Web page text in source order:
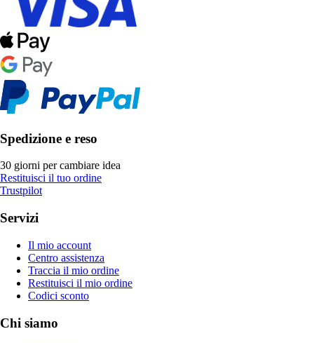
Spedizione e reso
30 giorni per cambiare idea
Restituisci il tuo ordine
Trustpilot
Servizi
Il mio account
Centro assistenza
Traccia il mio ordine
Restituisci il mio ordine
Codici sconto
Chi siamo